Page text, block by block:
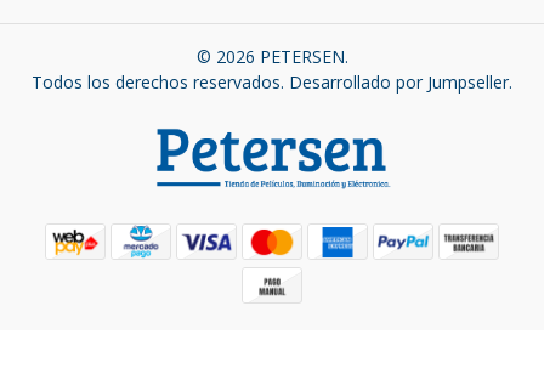
© 2026 PETERSEN.
Todos los derechos reservados. Desarrollado por Jumpseller.